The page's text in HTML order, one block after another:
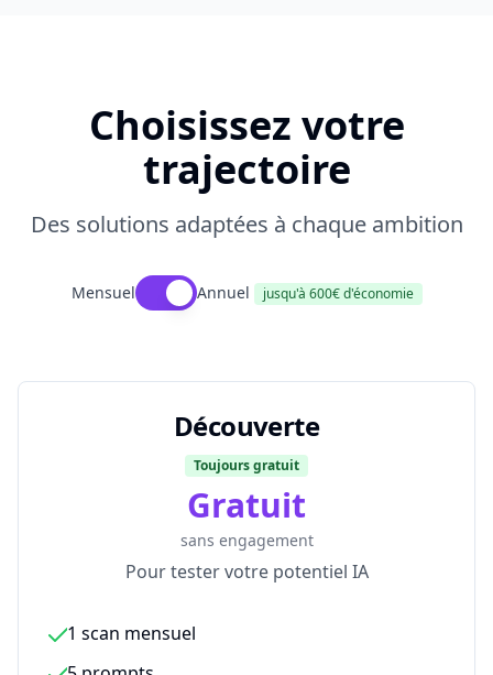
Choisissez votre
trajectoire
Des solutions adaptées à chaque ambition
Mensuel Annuel jusqu'à 600€ d'économie
Découverte
Toujours gratuit
Gratuit
sans engagement
Pour tester votre potentiel IA
1 scan mensuel